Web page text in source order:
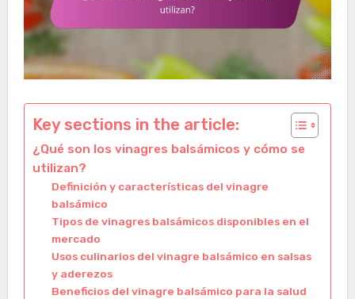
Key sections in the article:
¿Qué son los vinagres balsámicos y cómo se
utilizan?
Definición y características del vinagre
balsámico
Tipos de vinagres balsámicos disponibles en el
mercado
Usos culinarios del vinagre balsámico en salsas
y aderezos
Beneficios del vinagre balsámico para la salud